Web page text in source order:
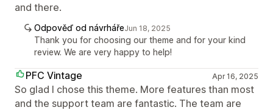
and there.
Odpověď od návrhářeJun 18, 2025
Thank you for choosing our theme and for your kind
review. We are very happy to help!
PFC Vintage Apr 16, 2025
So glad I chose this theme. More features than most
and the support team are fantastic. The team are